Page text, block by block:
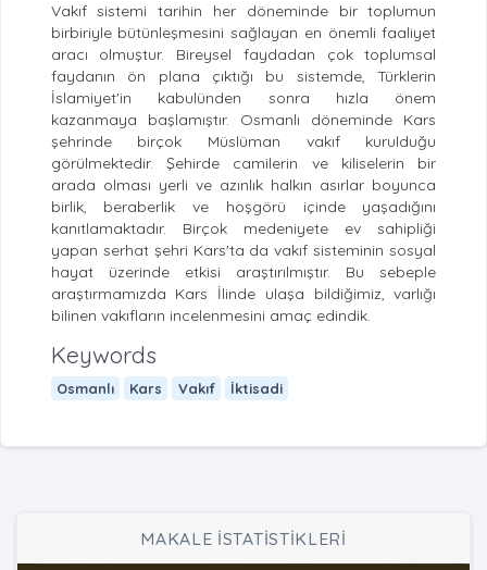
Vakıf sistemi tarihin her döneminde bir toplumun
birbiriyle bütünleşmesini sağlayan en önemli faaliyet
aracı olmuştur. Bireysel faydadan çok toplumsal
faydanın ön plana çıktığı bu sistemde, Türklerin
İslamiyet'in kabulünden sonra hızla önem
kazanmaya başlamıştır. Osmanlı döneminde Kars
şehrinde birçok Müslüman vakıf kurulduğu
görülmektedir. Şehirde camilerin ve kiliselerin bir
arada olması yerli ve azınlık halkın asırlar boyunca
birlik, beraberlik ve hoşgörü içinde yaşadığını
kanıtlamaktadır. Birçok medeniyete ev sahipliği
yapan serhat şehri Kars'ta da vakıf sisteminin sosyal
hayat üzerinde etkisi araştırılmıştır. Bu sebeple
araştırmamızda Kars İlinde ulaşa bildiğimiz, varlığı
bilinen vakıfların incelenmesini amaç edindik.
Keywords
Osmanlı Kars Vakıf İktisadi
MAKALE İSTATİSTİKLERİ